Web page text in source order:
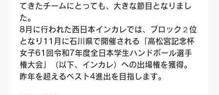
てきたチームにとっても、大きな節目となりまし
た。
8月に行われた西日本インカレでは、ブロック２位
となり11月に石川県で開催される「高松宮記念杯
女子61回令和7年度全日本学生ハンドボール選手
権大会」（以下、インカレ）への出場権を獲得。
昨年を超えるベスト4進出を目指します。